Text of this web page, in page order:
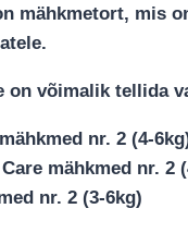
mähkmetort, mis
on võimalik tellida
nr. 2 (4-
mähkmed nr. 2
nr. 2 (3-6kg)